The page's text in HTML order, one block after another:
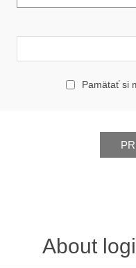
Pamätať si
About